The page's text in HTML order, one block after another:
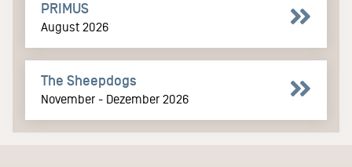
PRIMUS
August 2026
The Sheepdogs
November - Dezember 2026